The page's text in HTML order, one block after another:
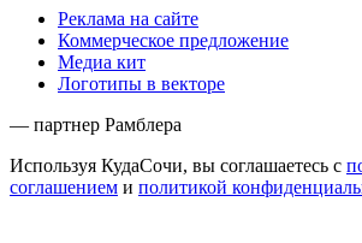
Реклама на сайте
Коммерческое предложение
Медиа кит
Логотипы в векторе
— партнер Рамблера
Используя КудаСочи, вы соглашаетесь с
соглашением и политикой